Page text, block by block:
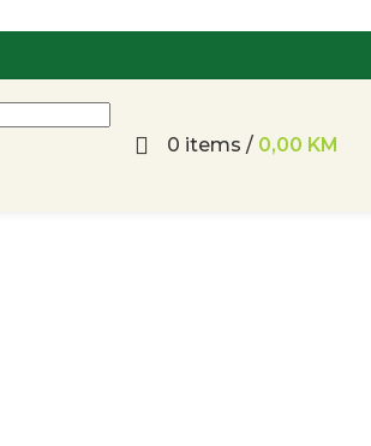
0 items / 0,00 KM